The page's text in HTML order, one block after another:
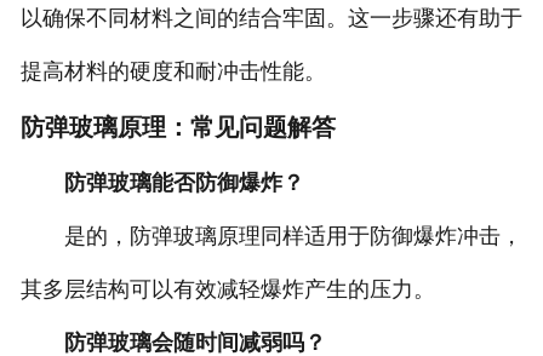
以确保不同材料之间的结合牢固。这一步骤还有助于
提高材料的硬度和耐冲击性能。
防弹玻璃原理：常见问题解答
防弹玻璃能否防御爆炸？
是的，防弹玻璃原理同样适用于防御爆炸冲击，
其多层结构可以有效减轻爆炸产生的压力。
防弹玻璃会随时间减弱吗？